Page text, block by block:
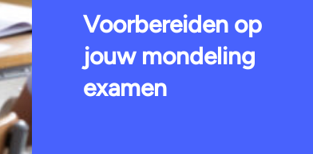
Voorbereiden op
jouw mondeling
examen